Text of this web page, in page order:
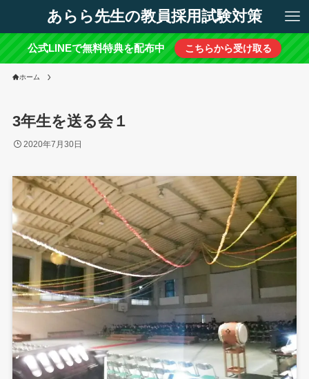
あらら先生の教員採用試験対策
公式LINEで無料特典を配布中 こちらから受け取る
ホーム
3年生を送る会１
2020年7月30日